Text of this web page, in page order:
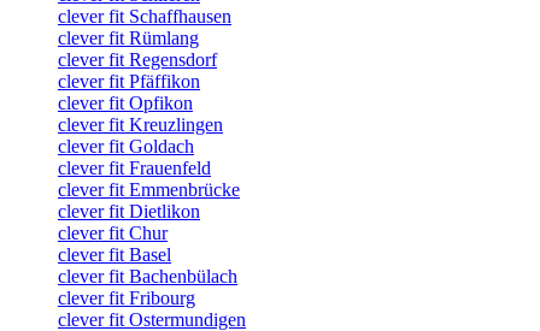
clever fit Schaffhausen
clever fit Rümlang
clever fit Regensdorf
clever fit Pfäffikon
clever fit Opfikon
clever fit Kreuzlingen
clever fit Goldach
clever fit Frauenfeld
clever fit Emmenbrücke
clever fit Dietlikon
clever fit Chur
clever fit Basel
clever fit Bachenbülach
clever fit Fribourg
clever fit Ostermundigen